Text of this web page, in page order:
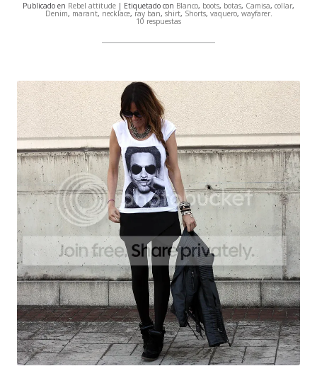
Publicado en Rebel attitude | Etiquetado con Blanco, boots, botas, Camisa, collar,
Denim, marant, necklace, ray ban, shirt, Shorts, vaquero, wayfarer.
10 respuestas